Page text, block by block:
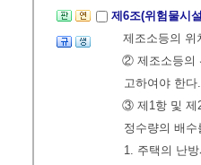
제6조(위험물시
제조소등의
② 제조소등의
고하여야 한
③ 제1항 및 제
정수량의 배
1. 주택의 난